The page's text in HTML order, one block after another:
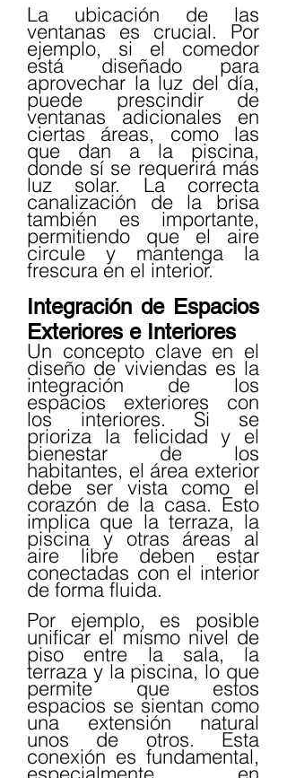
La ubicación de las
ventanas es crucial. Por
ejemplo, si el comedor
está diseñado para
aprovechar la luz del día,
puede prescindir de
ventanas adicionales en
ciertas áreas, como las
que dan a la piscina,
donde sí se requerirá más
luz solar. La correcta
canalización de la brisa
también es importante,
permitiendo que el aire
circule y mantenga la
frescura en el interior.
Integración de Espacios
Exteriores e Interiores
Un concepto clave en el
diseño de viviendas es la
integración de los
espacios exteriores con
los interiores. Si se
prioriza la felicidad y el
bienestar de los
habitantes, el área exterior
debe ser vista como el
corazón de la casa. Esto
implica que la terraza, la
piscina y otras áreas al
aire libre deben estar
conectadas con el interior
de forma fluida.
Por ejemplo, es posible
unificar el mismo nivel de
piso entre la sala, la
terraza y la piscina, lo que
permite que estos
espacios se sientan como
una extensión natural
unos de otros. Esta
conexión es fundamental,